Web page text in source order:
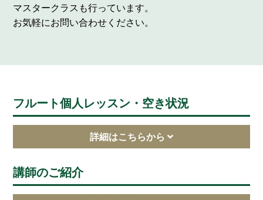
マスタークラスも行っています。
お気軽にお問い合わせください。
フルート個人レッスン・空き状況
講師のご紹介